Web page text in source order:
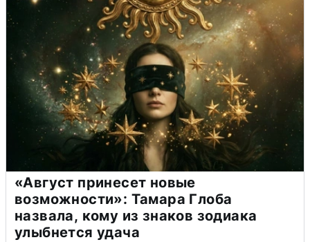
«Август принесет новые
возможности»: Тамара Глоба
назвала, кому из знаков зодиака
улыбнется удача